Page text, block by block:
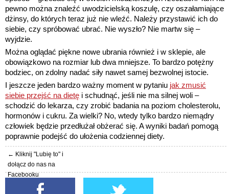
pewno można znaleźć uwodzicielską koszulę, czy oszałamiające
dżinsy, do których teraz już nie wleźć. Należy przystawić ich do
siebie, czy spróbować ubrać. Nie wyszło? Nie martw się –
wyjdzie.
Można oglądać piękne nowe ubrania również i w sklepie, ale
obowiązkowo na rozmiar lub dwa mniejsze. To bardzo potężny
bodziec, on zdolny nadać siły nawet samej bezwolnej istocie.
I jeszcze jeden bardzo ważny moment w pytaniu jak zmusić
siebie przejść na dietę i schudnąć, jeśli nie ma silnej woli –
schodzić do lekarza, czy zrobić badania na poziom cholesterolu,
hormonów i cukru. Za wielki? No, wtedy tylko bardzo niemądry
człowiek będzie przedłużał obżerać się. A wyniki badań pomogą
poprawnie podejść do ułożenia codziennej diety.
← Kliknij "Lubię to" i
dołącz do nas na
Facebooku